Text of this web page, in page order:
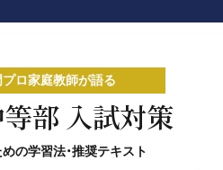
ロ家庭教師が語る
部 入試対策
の学習法・推奨テキスト